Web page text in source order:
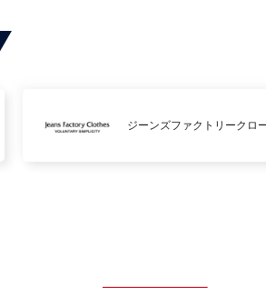
ジーンズファクトリークロ